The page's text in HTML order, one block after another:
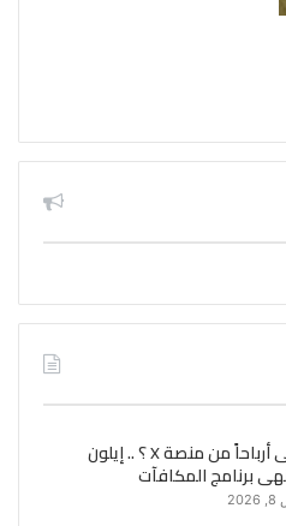
هل تتلقى أرباحاً من منصة X ؟ .. إيلون
برنامج المكافآت